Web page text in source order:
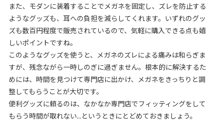
また、モダンに装着することでメガネを固定し、ズレを防止する
ようなグッズも、耳への負担を減らしてくれます。いずれのグッ
ズも数百円程度で販売されているので、気軽に購入できる点も嬉
しいポイントですね。
このようなグッズを使うと、メガネのズレによる痛みは和らぎま
すが、残念ながら一時しのぎに過ぎません。根本的に解決するた
めには、時間を見つけて専門店に出かけ、メガネをきっちりと調
整してもらうことが大切です。
便利グッズに頼るのは、なかなか専門店でフィッティングをして
もらう時間が取れない...というときにとどめておきましょう。